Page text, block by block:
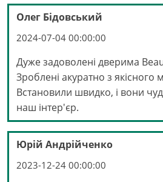
Олег Бідовський
2024-07-04 00:00:00
Дуже задоволені дверима
Зроблені акуратно з якісного
Встановили швидко, і вони
наш інтер'єр.
Юрій Андрійченко
2023-12-24 00:00:00